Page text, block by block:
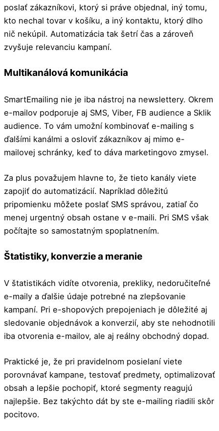
poslať zákazníkovi, ktorý si práve objednal, iný tomu,
kto nechal tovar v košíku, a iný kontaktu, ktorý dlho
nič nekúpil. Automatizácia tak šetrí čas a zároveň
zvyšuje relevanciu kampaní.
Multikanálová komunikácia
SmartEmailing nie je iba nástroj na newslettery. Okrem
e-mailov podporuje aj SMS, Viber, FB audience a Sklik
audience. To vám umožní kombinovať e-mailing s
ďalšími kanálmi a osloviť zákazníkov aj mimo e-
mailovej schránky, keď to dáva marketingovo zmysel.
Za plus považujem hlavne to, že tieto kanály viete
zapojiť do automatizácií. Napríklad dôležitú
pripomienku môžete poslať SMS správou, zatiaľ čo
menej urgentný obsah ostane v e-maili. Pri SMS však
počítajte so samostatným spoplatnením.
Štatistiky, konverzie a meranie
V štatistikách vidíte otvorenia, prekliky, nedoručiteľné
e-maily a ďalšie údaje potrebné na zlepšovanie
kampaní. Pri e-shopových prepojeniach je dôležité aj
sledovanie objednávok a konverzií, aby ste nehodnotili
iba otvorenia e-mailov, ale aj reálny obchodný dopad.
Praktické je, že pri pravidelnom posielaní viete
porovnávať kampane, testovať predmety, optimalizovať
obsah a lepšie pochopiť, ktoré segmenty reagujú
najlepšie. Bez takýchto dát by ste e-mailing riadili skôr
pocitovo.